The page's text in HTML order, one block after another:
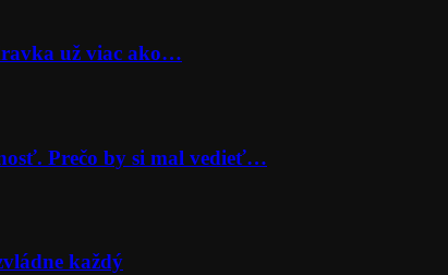
už viac ako…
Prečo by si mal vedieť…
každý